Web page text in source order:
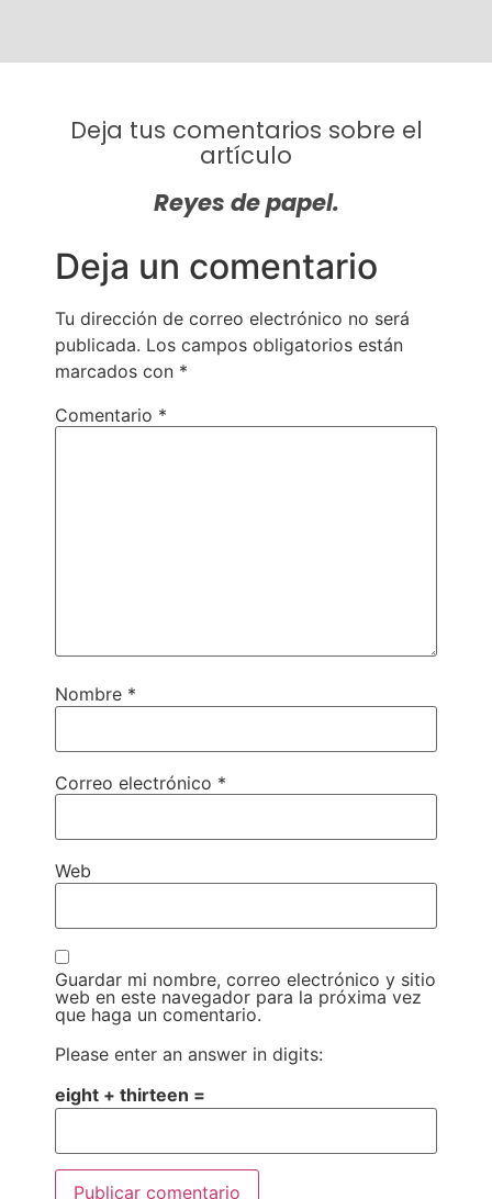
Deja tus comentarios sobre el
artículo
Reyes de papel.
Deja un comentario
Tu dirección de correo electrónico no será
publicada. Los campos obligatorios están
marcados con *
Comentario *
Nombre *
Correo electrónico *
Web
Guardar mi nombre, correo electrónico y sitio
web en este navegador para la próxima vez
que haga un comentario.
Please enter an answer in digits:
eight + thirteen =